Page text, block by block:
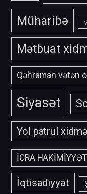
Müharibə
Mətbuat
Qəhraman vətən
Siyasət
Yol patrul
İCRA
İqtisadiyyat